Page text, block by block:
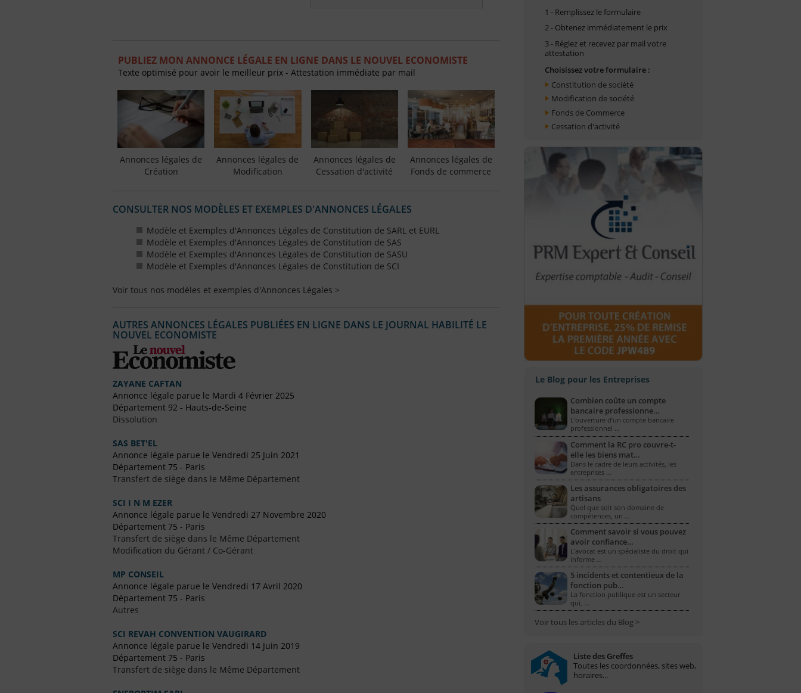
PUBLIEZ MON ANNONCE LÉGALE EN LIGNE DANS LE NOUVEL ECONOMISTE
Texte optimisé pour avoir le meilleur prix - Attestation immédiate par mail
Annonces légales de
Création
Annonces légales de
Modification
Annonces légales de
Cessation d'activité
Annonces légales de
Fonds de commerce
CONSULTER NOS MODÈLES ET EXEMPLES D'ANNONCES LÉGALES
Modèle et Exemples d'Annonces Légales de Constitution de SARL et EURL
Modèle et Exemples d'Annonces Légales de Constitution de SAS
Modèle et Exemples d'Annonces Légales de Constitution de SASU
Modèle et Exemples d'Annonces Légales de Constitution de SCI
Voir tous nos modèles et exemples d'Annonces Légales >
AUTRES ANNONCES LÉGALES PUBLIÉES EN LIGNE DANS LE JOURNAL HABILITÉ LE
NOUVEL ECONOMISTE
ZAYANE CAFTAN
Annonce légale parue le Mardi 4 Février 2025
Département 92 - Hauts-de-Seine
Dissolution
SAS BET'EL
Annonce légale parue le Vendredi 25 Juin 2021
Département 75 - Paris
Transfert de siège dans le Même Département
SCI I N M EZER
Annonce légale parue le Vendredi 27 Novembre 2020
Département 75 - Paris
Transfert de siège dans le Même Département
Modification du Gérant / Co-Gérant
MP CONSEIL
Annonce légale parue le Vendredi 17 Avril 2020
Département 75 - Paris
Autres
SCI REVAH CONVENTION VAUGIRARD
Annonce légale parue le Vendredi 14 Juin 2019
Département 75 - Paris
Transfert de siège dans le Même Département
1 - Remplissez le formulaire
2 - Obtenez immédiatement le prix
3 - Réglez et recevez par mail votre
attestation
Choisissez votre formulaire :
Constitution de société
Modification de société
Fonds de Commerce
Cessation d'activité
Le Blog pour les Entreprises
Combien coûte un compte
bancaire professionne…
L’ouverture d’un compte bancaire
professionnel …
Comment la RC pro couvre-t-
elle les biens mat…
Dans le cadre de leurs activités, les
entreprises …
Les assurances obligatoires des
artisans
Quel que soit son domaine de
compétences, un …
Comment savoir si vous pouvez
avoir confiance…
L'avocat est un spécialiste du droit qui
informe …
5 incidents et contentieux de la
fonction pub…
La fonction publique est un secteur
qui, …
Voir tous les articles du Blog >
Liste des Greffes
Toutes les coordonnées, sites web,
horaires...